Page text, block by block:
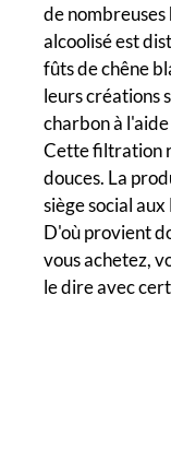
de nombreuses
alcoolisé est
fûts de chêne
leurs créations
charbon à
Cette filtration
douces. La
siège social
D'où provient
vous achetez,
le dire avec